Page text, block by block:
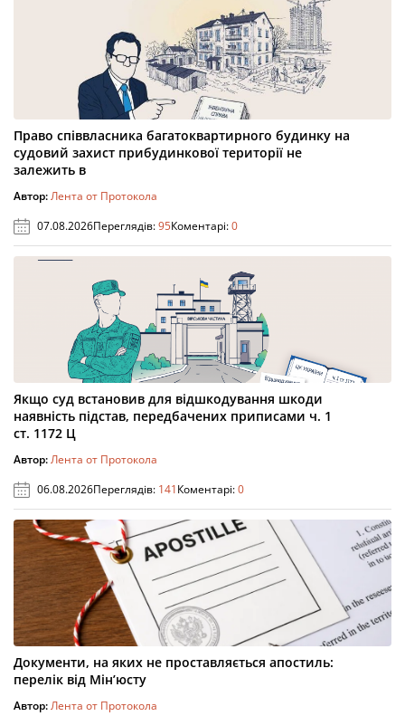
Право співвласника багатоквартирного будинку на
судовий захист прибудинкової території не
залежить в
Автор:Лента от Протокола
07.08.2026Переглядів:95Коментарі:0
Якщо суд встановив для відшкодування шкоди
наявність підстав, передбачених приписами ч. 1
ст. 1172 Ц
Автор:Лента от Протокола
06.08.2026Переглядів: 141Коментарі:0
Документи, на яких не проставляється апостиль:
перелік від Мін’юсту
Автор:Лента от Протокола